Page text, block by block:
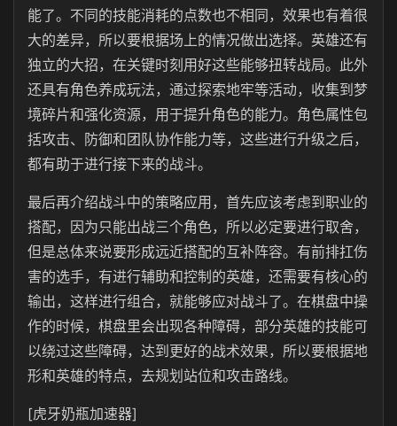
能了。不同的技能消耗的点数也不相同，效果也有着很
大的差异，所以要根据场上的情况做出选择。英雄还有
独立的大招，在关键时刻用好这些能够扭转战局。此外
还具有角色养成玩法，通过探索地牢等活动，收集到梦
境碎片和强化资源，用于提升角色的能力。角色属性包
括攻击、防御和团队协作能力等，这些进行升级之后，
都有助于进行接下来的战斗。
最后再介绍战斗中的策略应用，首先应该考虑到职业的
搭配，因为只能出战三个角色，所以必定要进行取舍，
但是总体来说要形成远近搭配的互补阵容。有前排扛伤
害的选手，有进行辅助和控制的英雄，还需要有核心的
输出，这样进行组合，就能够应对战斗了。在棋盘中操
作的时候，棋盘里会出现各种障碍，部分英雄的技能可
以绕过这些障碍，达到更好的战术效果，所以要根据地
形和英雄的特点，去规划站位和攻击路线。
[虎牙奶瓶加速器]